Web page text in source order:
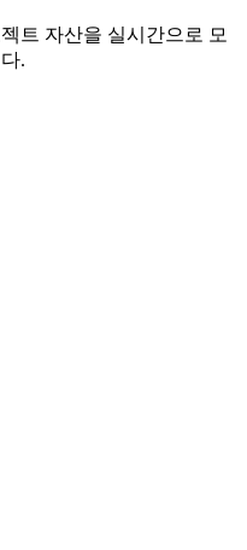
트 자산을 실시간으로 모
.